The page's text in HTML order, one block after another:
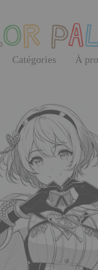
Catégories À